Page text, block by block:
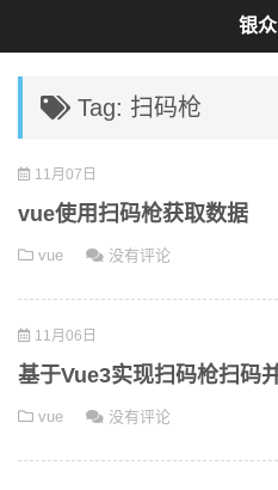
Tag: 扫码枪
11月07日
vue使用扫码枪获取数据
vue 没有评论
11月06日
基于Vue3实现扫码枪扫码
vue 没有评论
银